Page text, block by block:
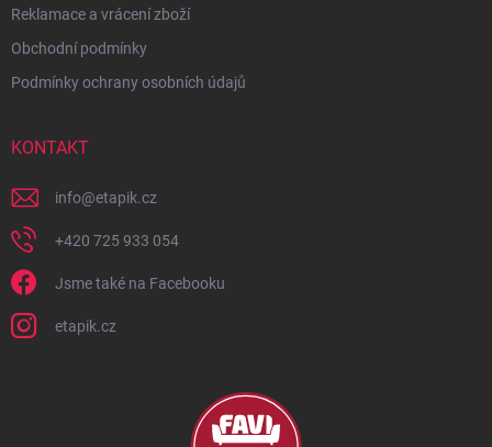
Reklamace a vrácení zboží
Obchodní podmínky
Podmínky ochrany osobních údajů
KONTAKT
info@etapik.cz
+420 725 933 054
Jsme také na Facebooku
etapik.cz